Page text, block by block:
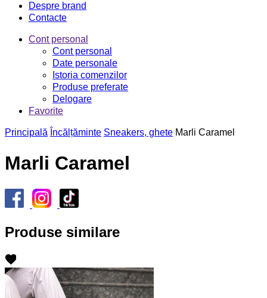
Despre brand
Contacte
Cont personal
Cont personal
Date personale
Istoria comenzilor
Produse preferate
Delogare
Favorite
Principală Încălțăminte Sneakers, ghete Marli Caramel
Marli Caramel
Produse similare